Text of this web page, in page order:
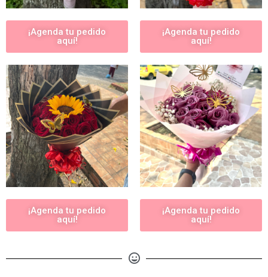
¡Agenda tu pedido
aquí!
¡Agenda tu pedido
aquí!
¡Agenda tu pedido
aquí!
¡Agenda tu pedido
aquí!